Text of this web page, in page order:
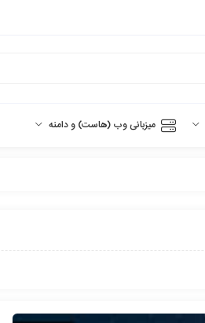
میزبانی وب (هاست) و دامنه